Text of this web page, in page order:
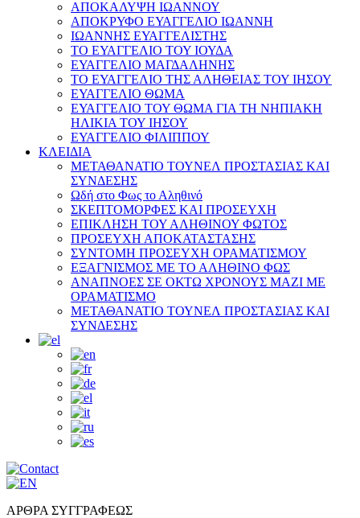
ΑΠΟΚΑΛΥΨΗ ΙΩΑΝΝΟΥ
ΑΠΟΚΡΥΦΟ ΕΥΑΓΓΕΛΙΟ ΙΩΑΝΝΗ
ΙΩΑΝΝΗΣ ΕΥΑΓΓΕΛΙΣΤΗΣ
ΤΟ ΕΥΑΓΓΕΛΙΟ ΤΟΥ ΙΟΥΔΑ
ΕΥΑΓΓΕΛΙΟ ΜΑΓΔΑΛΗΝΗΣ
ΤΟ ΕΥΑΓΓΕΛΙΟ ΤΗΣ ΑΛΗΘΕΙΑΣ ΤΟΥ ΙΗΣΟΥ
ΕΥΑΓΓΕΛΙΟ ΘΩΜΑ
ΕΥΑΓΓΕΛΙΟ ΤΟΥ ΘΩΜΑ ΓΙΑ ΤΗ ΝΗΠΙΑΚΗ
ΗΛΙΚΙΑ ΤΟΥ ΙΗΣΟΥ
ΕΥΑΓΓΕΛΙΟ ΦΙΛΙΠΠΟΥ
ΚΛΕΙΔΙΑ
ΜΕΤΑΘΑΝΑΤΙΟ ΤΟΥΝΕΛ ΠΡΟΣΤΑΣΙΑΣ ΚΑΙ
ΣΥΝΔΕΣΗΣ
Ωδή στο Φως το Αληθινό
ΣΚΕΠΤΟΜΟΡΦΕΣ ΚΑΙ ΠΡΟΣΕΥΧΗ
ΕΠΙΚΛΗΣΗ ΤΟΥ ΑΛΗΘΙΝΟΥ ΦΩΤΟΣ
ΠΡΟΣΕΥΧΗ ΑΠΟΚΑΤΑΣΤΑΣΗΣ
ΣΥΝΤΟΜΗ ΠΡΟΣΕΥΧΗ ΟΡΑΜΑΤΙΣΜΟΥ
ΕΞΑΓΝΙΣΜΟΣ ΜΕ ΤΟ ΑΛΗΘΙΝΟ ΦΩΣ
ΑΝΑΠΝΟΕΣ ΣΕ ΟΚΤΩ ΧΡΟΝΟΥΣ ΜΑΖΙ ΜΕ
ΟΡΑΜΑΤΙΣΜΟ
ΜΕΤΑΘΑΝΑΤΙΟ ΤΟΥΝΕΛ ΠΡΟΣΤΑΣΙΑΣ ΚΑΙ
ΣΥΝΔΕΣΗΣ
ΑΡΘΡΑ ΣΥΓΓΡΑΦΕΩΣ